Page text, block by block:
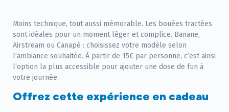
Moins technique, tout aussi mémorable. Les bouées tractées
sont idéales pour un moment léger et complice. Banane,
Airstream ou Canapé : choisissez votre modèle selon
l’ambiance souhaitée. À partir de 15€ par personne, c’est ainsi
l’option la plus accessible pour ajouter une dose de fun à
votre journée.
Offrez cette expérience en cadeau